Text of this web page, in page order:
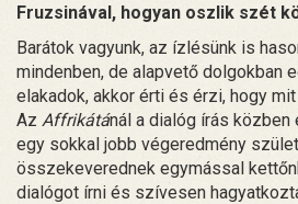
Fruzsinával, hogyan oszlik szét
Barátok vagyunk, az ízlésünk is
mindenben, de alapvető dolgokban
elakadok, akkor érti és érzi, hogy
Az Affrikátánál a dialóg írás
egy sokkal jobb végeredmény
összekeverednek egymással
dialógot írni és szívesen